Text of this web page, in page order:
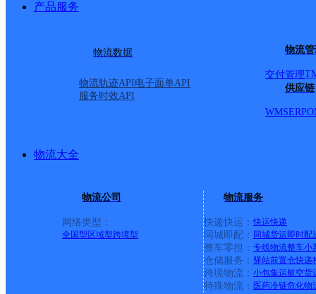
产品服务
物流数据
物流轨迹API电子面单API
服务时效API
物流
交付管理
供应链
WMSERP
物流大全
物流公司
网络类型：
全国型 区域型跨境型
物流服务
快递快运： 快运快递
同城即配： 同城货运即时配
整车零担： 专线物流整车小
仓储服务： 驿站前置仓快递
跨境物流： 小包集运航空货
特殊物流： 医药冷链危化物